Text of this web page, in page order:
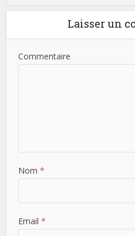
Laisser un
Commentaire
Nom *
Email *